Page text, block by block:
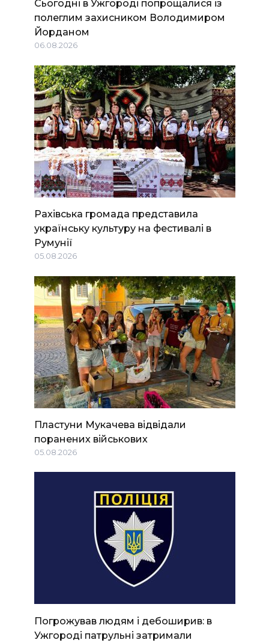
Сьогодні в Ужгороді попрощалися із
полеглим захисником Володимиром
Йорданом
06.08.2026
Рахівська громада представила
українську культуру на фестивалі в
Румунії
05.08.2026
Пластуни Мукачева відвідали
поранених військових
05.08.2026
Погрожував людям і дебоширив: в
Ужгороді патрульні затримали